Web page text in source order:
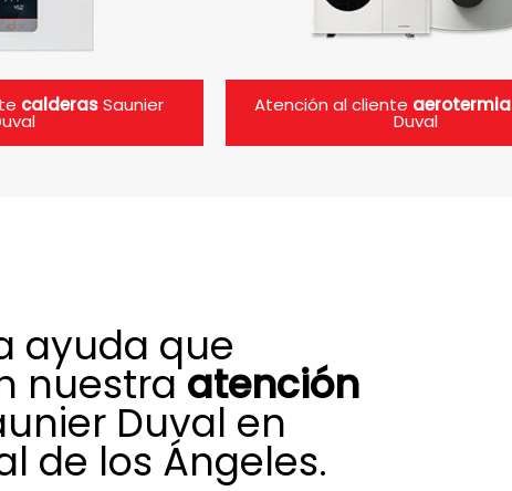
calderasSaunier Atención al cliente aerotermia
Duval
ayuda que
nuestraatención
Duval en
de los Ángeles.